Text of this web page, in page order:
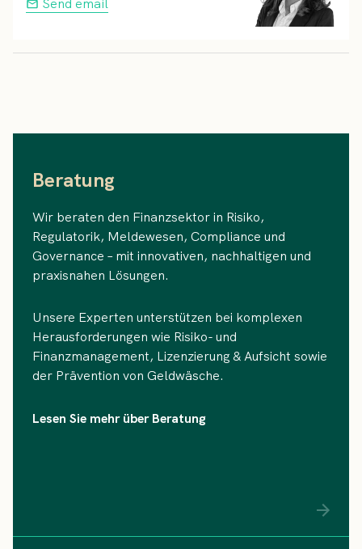
Send email
Beratung
Wir beraten den Finanzsektor in Risiko,
Regulatorik, Meldewesen, Compliance und
Governance – mit innovativen, nachhaltigen und
praxisnahen Lösungen.
Unsere Experten unterstützen bei komplexen
Herausforderungen wie Risiko- und
Finanzmanagement, Lizenzierung & Aufsicht sowie
der Prävention von Geldwäsche.
Lesen Sie mehr über Beratung